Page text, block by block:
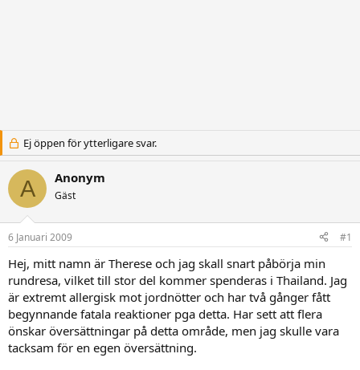
Ej öppen för ytterligare svar.
A Anonym
Gäst
6 Januari 2009 #1
Hej, mitt namn är Therese och jag skall snart påbörja min
rundresa, vilket till stor del kommer spenderas i Thailand. Jag
är extremt allergisk mot jordnötter och har två gånger fått
begynnande fatala reaktioner pga detta. Har sett att flera
önskar översättningar på detta område, men jag skulle vara
tacksam för en egen översättning.